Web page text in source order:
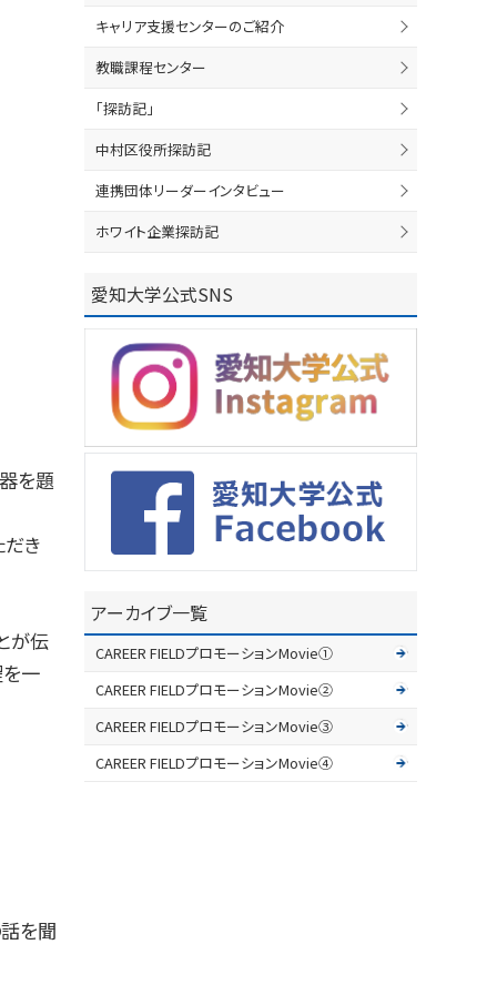
を題
だき
が伝
を一
を聞
キャリア支援センターのご紹介
教職課程センター
「探訪記」
中村区役所探訪記
連携団体リーダーインタビュー
ホワイト企業探訪記
愛知大学公式SNS
アーカイブ一覧
CAREER FIELDプロモーションMovie①
CAREER FIELDプロモーションMovie②
CAREER FIELDプロモーションMovie③
CAREER FIELDプロモーションMovie④